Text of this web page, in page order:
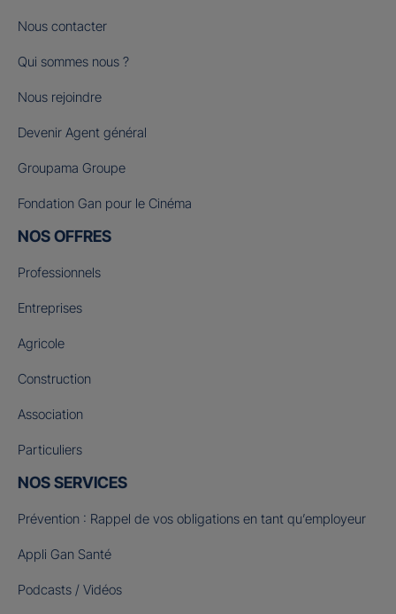
Nous contacter
Qui sommes nous ?
Nous rejoindre
Devenir Agent général
Groupama Groupe
Fondation Gan pour le Cinéma
NOS OFFRES
Professionnels
Entreprises
Agricole
Construction
Association
Particuliers
NOS SERVICES
Prévention : Rappel de vos obligations en tant qu’employeur
Appli Gan Santé
Podcasts / Vidéos